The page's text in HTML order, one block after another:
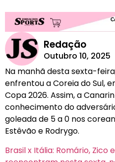
Redação
Outubro 10, 2025
Na manhã desta sexta-
enfrentou a Coreia do Sul,
Copa 2026. Assim, a
conhecimento do
goleada de 5 a 0 nos
Estêvão e Rodrygo.
Brasil x Itália: Romário, Zico